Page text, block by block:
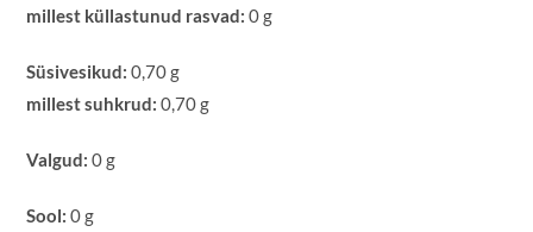
millest küllastunud rasvad: 0 g
Süsivesikud: 0,70 g
millest suhkrud: 0,70 g
Valgud:0 g
Sool:0 g